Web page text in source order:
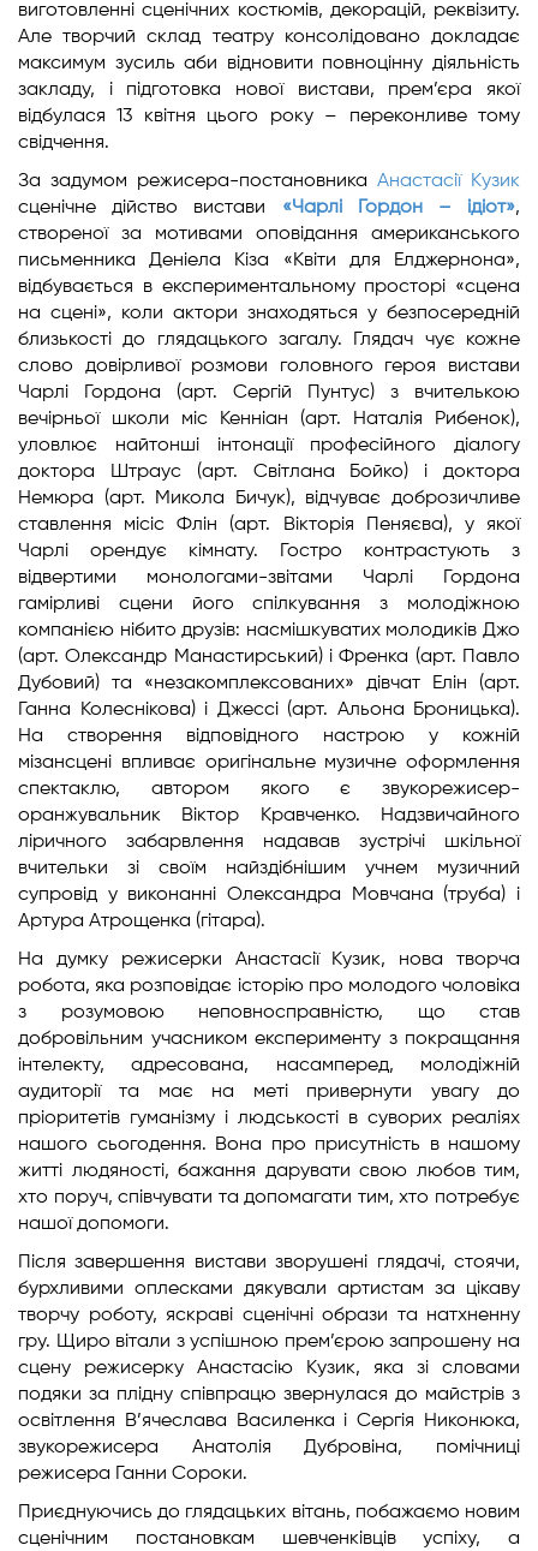
виготовленні сценічних костюмів, декорацій, реквізиту.
Але творчий склад театру консолідовано докладає
максимум зусиль аби відновити повноцінну діяльність
закладу, і підготовка нової вистави, прем’єра якої
відбулася 13 квітня цього року – переконливе тому
свідчення.
За задумом режисера-постановника Анастасії Кузик
сценічне дійство вистави «Чарлі Гордон – ідіот»,
створеної за мотивами оповідання американського
письменника Деніела Кіза «Квіти для Елджернона»,
відбувається в експериментальному просторі «сцена
на сцені», коли актори знаходяться у безпосередній
близькості до глядацького загалу. Глядач чує кожне
слово довірливої розмови головного героя вистави
Чарлі Гордона (арт. Сергій Пунтус) з вчителькою
вечірньої школи міс Кенніан (арт. Наталія Рибенок),
уловлює найтонші інтонації професійного діалогу
доктора Штраус (арт. Світлана Бойко) і доктора
Немюра (арт. Микола Бичук), відчуває доброзичливе
ставлення місіс Флін (арт. Вікторія Пеняєва), у якої
Чарлі орендує кімнату. Гостро контрастують з
відвертими монологами-звітами Чарлі Гордона
гамірливі сцени його спілкування з молодіжною
компанією нібито друзів: насмішкуватих молодиків Джо
(арт. Олександр Манастирський) і Френка (арт. Павло
Дубовий) та «незакомплексованих» дівчат Елін (арт.
Ганна Колеснікова) і Джессі (арт. Альона Броницька).
На створення відповідного настрою у кожній
мізансцені впливає оригінальне музичне оформлення
спектаклю, автором якого є звукорежисер-
оранжувальник Віктор Кравченко. Надзвичайного
ліричного забарвлення надавав зустрічі шкільної
вчительки зі своїм найздібнішим учнем музичний
супровід у виконанні Олександра Мовчана (труба) і
Артура Атрощенка (гітара).
На думку режисерки Анастасії Кузик, нова творча
робота, яка розповідає історію про молодого чоловіка
з розумовою неповносправністю, що став
добровільним учасником експерименту з покращання
інтелекту, адресована, насамперед, молодіжній
аудиторії та має на меті привернути увагу до
пріоритетів гуманізму і людськості в суворих реаліях
нашого сьогодення. Вона про присутність в нашому
житті людяності, бажання дарувати свою любов тим,
хто поруч, співчувати та допомагати тим, хто потребує
нашої допомоги.
Після завершення вистави зворушені глядачі, стоячи,
бурхливими оплесками дякували артистам за цікаву
творчу роботу, яскраві сценічні образи та натхненну
гру. Щиро вітали з успішною прем’єрою запрошену на
сцену режисерку Анастасію Кузик, яка зі словами
подяки за плідну співпрацю звернулася до майстрів з
освітлення В’ячеслава Василенка і Сергія Никонюка,
звукорежисера Анатолія Дубровіна, помічниці
режисера Ганни Сороки.
Приєднуючись до глядацьких вітань, побажаємо новим
сценічним постановкам шевченківців успіху, а